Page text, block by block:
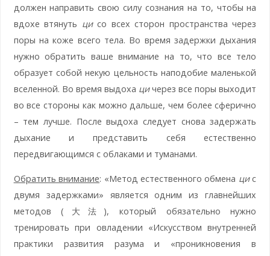
должен направить свою силу сознания на то, чтобы на
вдохе втянуть цисо всех сторон пространства через
поры на коже всего тела. Во время задержки дыхания
нужно обратить ваше внимание на то, что все тело
образует собой некую цельность наподобие маленькой
вселенной. Во время выдоха цичерез все поры выходит
во все стороны как можно дальше, чем более сферично
– тем лучше. После выдоха следует снова задержать
дыхание и представить себя естественно
передвигающимся с облаками и туманами.
Обратить внимание: «Метод естественного обмена цис
двумя задержками» является одним из главнейших
методов (大法), который обязательно нужно
тренировать при овладении «Искусством внутренней
практики развития разума и «проникновения в